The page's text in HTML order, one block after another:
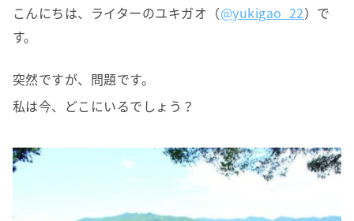
こんにちは、ライターのユキガオ（@yukigao_22）で
す。
突然ですが、問題です。
私は今、どこにいるでしょう？